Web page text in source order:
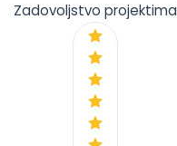
Zadovoljstvo projektima